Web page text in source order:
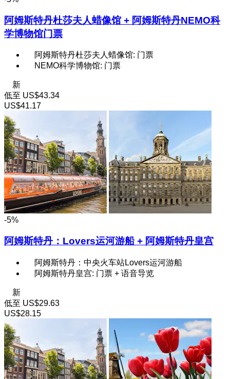
阿姆斯特丹杜莎夫人蜡像馆 + 阿姆斯特丹NEMO科
学博物馆门票
阿姆斯特丹杜莎夫人蜡像馆: 门票
NEMO科学博物馆: 门票
新
低至 US$43.34
US$41.17
-5%
阿姆斯特丹：Lovers运河游船 + 阿姆斯特丹皇宫
阿姆斯特丹：中央火车站Lovers运河游船
阿姆斯特丹皇宫: 门票 + 语音导览
新
低至 US$29.63
US$28.15